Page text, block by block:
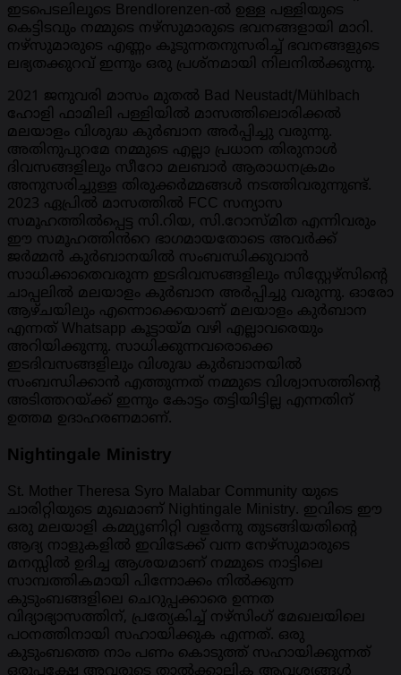
ഇടപെടലിലൂടെ Brendlorenzen-ൽ ഉള്ള പള്ളിയുടെ
കെട്ടിടവും നമ്മുടെ നഴ്‌സുമാരുടെ ഭവനങ്ങളായി മാറി.
നഴ്‌സുമാരുടെ എണ്ണം കൂടുന്നതനുസരിച്ച് ഭവനങ്ങളുടെ
ലഭ്യതക്കുറവ് ഇന്നും ഒരു പ്രശ്നമായി നിലനിൽക്കുന്നു.
2021 ജനുവരി മാസം മുതൽ Bad Neustadt/Mühlbach
ഹോളി ഫാമിലി പള്ളിയിൽ മാസത്തിലൊരിക്കൽ
മലയാളം വിശുദ്ധ കുർബാന അർപ്പിച്ചു വരുന്നു.
അതിനുപുറമേ നമ്മുടെ എല്ലാ പ്രധാന തിരുനാൾ
ദിവസങ്ങളിലും സീറോ മലബാർ ആരാധനക്രമം
അനുസരിച്ചുള്ള തിരുക്കർമ്മങ്ങൾ നടത്തിവരുന്നുണ്ട്.
2023 ഏപ്രിൽ മാസത്തിൽ FCC സന്യാസ
സമൂഹത്തിൽപ്പെട്ട സി.റിയ, സി.റോസ്മിത എന്നിവരും
ഈ സമൂഹത്തിൻറെ ഭാഗമായതോടെ അവർക്ക്
ജർമ്മൻ കുർബാനയിൽ സംബന്ധിക്കുവാൻ
സാധിക്കാതെവരുന്ന ഇടദിവസങ്ങളിലും സിസ്റ്റേഴ്സിന്റെ
ചാപ്പലിൽ മലയാളം കുർബാന അർപ്പിച്ചു വരുന്നു. ഓരോ
ആഴ്ചയിലും എന്നൊക്കെയാണ് മലയാളം കുർബാന
എന്നത് Whatsapp കൂട്ടായ്മ വഴി എല്ലാവരെയും
അറിയിക്കുന്നു. സാധിക്കുന്നവരൊക്കെ
ഇടദിവസങ്ങളിലും വിശുദ്ധ കുർബാനയിൽ
സംബന്ധിക്കാൻ എത്തുന്നത് നമ്മുടെ വിശ്വാസത്തിന്റെ
അടിത്തറയ്ക്ക് ഇന്നും കോട്ടം തട്ടിയിട്ടില്ല എന്നതിന്
ഉത്തമ ഉദാഹരണമാണ്.
Nightingale Ministry
St. Mother Theresa Syro Malabar Community യുടെ
ചാരിറ്റിയുടെ മുഖമാണ് Nightingale Ministry. ഇവിടെ ഈ
ഒരു മലയാളി കമ്മ്യൂണിറ്റി വളർന്നു തുടങ്ങിയതിന്റെ
ആദ്യ നാളുകളിൽ ഇവിടേക്ക് വന്ന നേഴ്സുമാരുടെ
മനസ്സിൽ ഉദിച്ച ആശയമാണ് നമ്മുടെ നാട്ടിലെ
സാമ്പത്തികമായി പിന്നോക്കം നിൽക്കുന്ന
കുടുംബങ്ങളിലെ ചെറുപ്പക്കാരെ ഉന്നത
വിദ്യാഭ്യാസത്തിന്‌, പ്രത്യേകിച്ച് നഴ്സിംഗ് മേഖലയിലെ
പഠനത്തിനായി സഹായിക്കുക എന്നത്. ഒരു
കുടുംബത്തെ നാം പണം കൊടുത്ത് സഹായിക്കുന്നത്
ഒരുപക്ഷേ അവരുടെ താൽക്കാലിക ആവശ്യങ്ങൾ